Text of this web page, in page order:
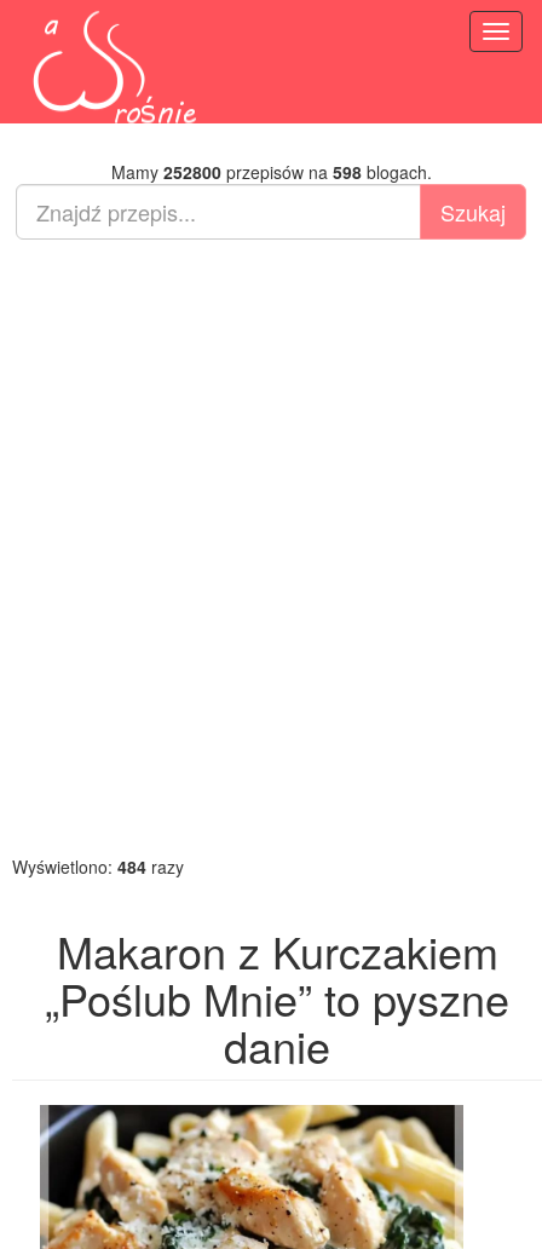
Mamy 252800przepisów na 598blogach.
Wyświetlono: 484 razy
Makaron z Kurczakiem
„Poślub Mnie” to pyszne
danie